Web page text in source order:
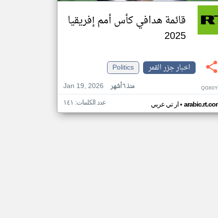
قائمة هدافي كأس أمم إفريقيا
2025
اخبار جزر القمر
Politics
Jan 19, 2026
منذ ٦ أشهر
ار تي عربي• عدد الكلمات: ١٤١